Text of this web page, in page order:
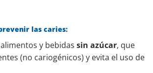
las caries:
y bebidas sin azúcar, que
(no cariogénicos) y evita el uso de